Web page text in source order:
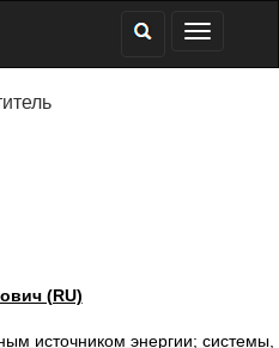
(RU)
источником энергии; системы,